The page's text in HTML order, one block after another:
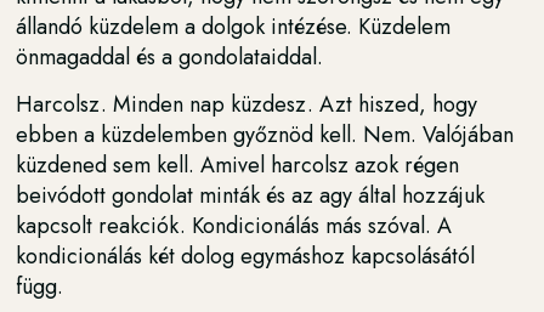
állandó küzdelem a dolgok intézése. Küzdelem
önmagaddal és a gondolataiddal.
Harcolsz. Minden nap küzdesz. Azt hiszed, hogy
ebben a küzdelemben győznöd kell. Nem. Valójában
küzdened sem kell. Amivel harcolsz azok régen
beivódott gondolat minták és az agy által hozzájuk
kapcsolt reakciók. Kondicionálás más szóval. A
kondicionálás két dolog egymáshoz kapcsolásától
függ.